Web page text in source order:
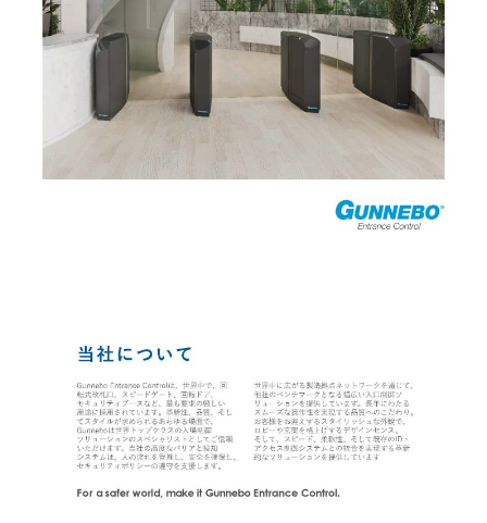
2025.05.31 2025.01.11